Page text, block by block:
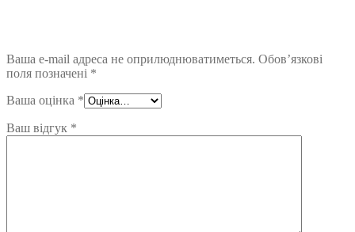
Ваша e-mail адреса не оприлюднюватиметься. Обов’язкові
поля позначені *
Ваша оцінка *
Ваш відгук *